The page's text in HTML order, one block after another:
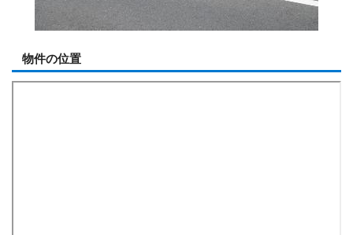
物件の位置